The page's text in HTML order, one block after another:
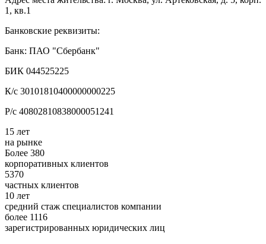
1, кв.1
Банковские реквизиты:
Банк: ПАО "Сбербанк"
БИК 044525225
К/с 30101810400000000225
Р/с 40802810838000051241
15 лет
на рынке
Более 380
корпоративных клиентов
5370
частных клиентов
10 лет
средний стаж специалистов компании
более 1116
зарегистрированных юридических лиц